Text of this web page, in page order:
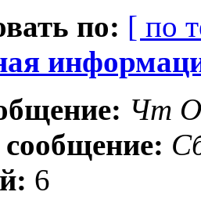
по: [ по
Чт
6